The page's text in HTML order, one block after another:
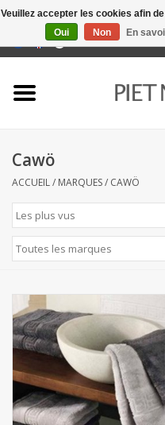
serviettes
literie
napery
linge de cuisine
chaussettes
mouchoirs
Cawö
ACCUEIL/ MARQUES/ CAWÖ
Veuillez accepter les cookies afin
Oui
Non En